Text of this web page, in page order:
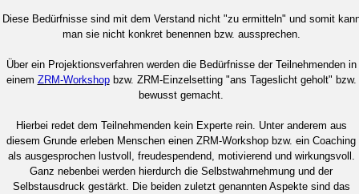
Diese Bedürfnisse sind mit dem Verstand nicht "zu ermitteln" und somit
man sie nicht konkret benennen bzw. aussprechen.
Über ein Projektionsverfahren werden die Bedürfnisse der Teilnehmenden in
einem ZRM-Workshopbzw. ZRM-Einzelsetting "ans Tageslicht geholt" bzw.
bewusst gemacht.
Hierbei redet dem Teilnehmenden kein Experte rein. Unter anderem aus
diesem Grunde erleben Menschen einen ZRM-Workshop bzw. ein Coaching
als ausgesprochen lustvoll, freudespendend, motivierend und wirkungsvoll.
Ganz nebenbei werden hierdurch die Selbstwahrnehmung und der
Selbstausdruck gestärkt. Die beiden zuletzt genannten Aspekte sind das